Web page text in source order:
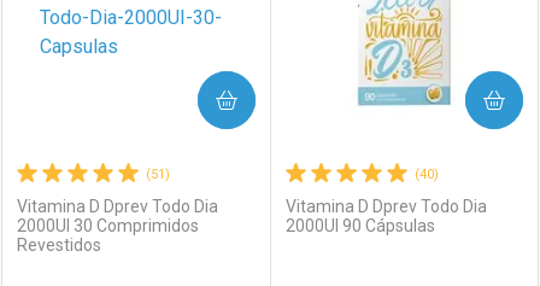
(51)
Vitamina D Dprev Todo Dia
2000UI 30 Comprimidos
Revestidos
COMPRAR
(40)
Vitamina D Dprev Todo Dia
2000UI 90 Cápsulas
COMPRAR